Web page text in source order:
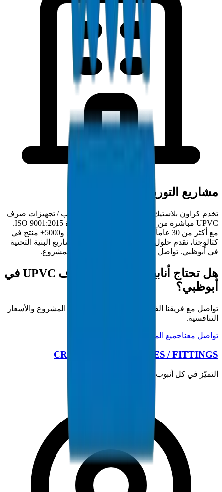
مشاريع التوريد في أبوظبي
تخدم كراون بلاستيك مقاولي أبوظبي بتوريد أنابيب / تجهيزات صرف
UPVC مباشرة من المصنع من منشأتنا المعتمدة ISO 9001:2015.
مع أكثر من 30 عاماً من خبرة التصنيع في الخليج و5000+ منتج في
كتالوجنا، نقدم حلول أنابيب / تجهيزات كاملة لمشاريع البنية التحتية
في أبوظبي. تواصل مع فريقنا الفني لمتطلبات المشروع.
هل تحتاج أنابيب / تجهيزات صرف UPVC في
أبوظبي؟
تواصل مع فريقنا الفني للحصول على مواصفات المشروع والأسعار
التنافسية.
تواصل معناجميع المنتجات
CROWN PLASTIC PIPES / FITTINGS
التميّز في كل أنبوب